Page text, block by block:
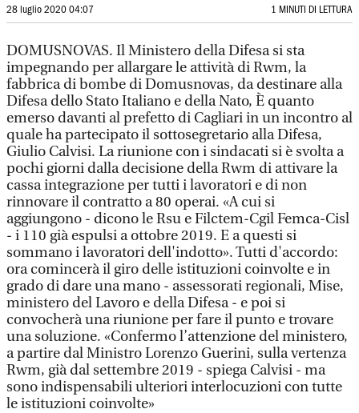
28 luglio 2020 04:07 1 MINUTI DI LETTURA
DOMUSNOVAS. Il Ministero della Difesa si sta
impegnando per allargare le attività di Rwm, la
fabbrica di bombe di Domusnovas, da destinare alla
Difesa dello Stato Italiano e della Nato, È quanto
emerso davanti al prefetto di Cagliari in un incontro al
quale ha partecipato il sottosegretario alla Difesa,
Giulio Calvisi. La riunione con i sindacati si è svolta a
pochi giorni dalla decisione della Rwm di attivare la
cassa integrazione per tutti i lavoratori e di non
rinnovare il contratto a 80 operai. «A cui si
aggiungono - dicono le Rsu e Filctem-Cgil Femca-Cisl
- i 110 già espulsi a ottobre 2019. E a questi si
sommano i lavoratori dell'indotto». Tutti d'accordo:
ora comincerà il giro delle istituzioni coinvolte e in
grado di dare una mano - assessorati regionali, Mise,
ministero del Lavoro e della Difesa - e poi si
convocherà una riunione per fare il punto e trovare
una soluzione. «Confermo l’attenzione del ministero,
a partire dal Ministro Lorenzo Guerini, sulla vertenza
Rwm, già dal settembre 2019 - spiega Calvisi - ma
sono indispensabili ulteriori interlocuzioni con tutte
le istituzioni coinvolte»